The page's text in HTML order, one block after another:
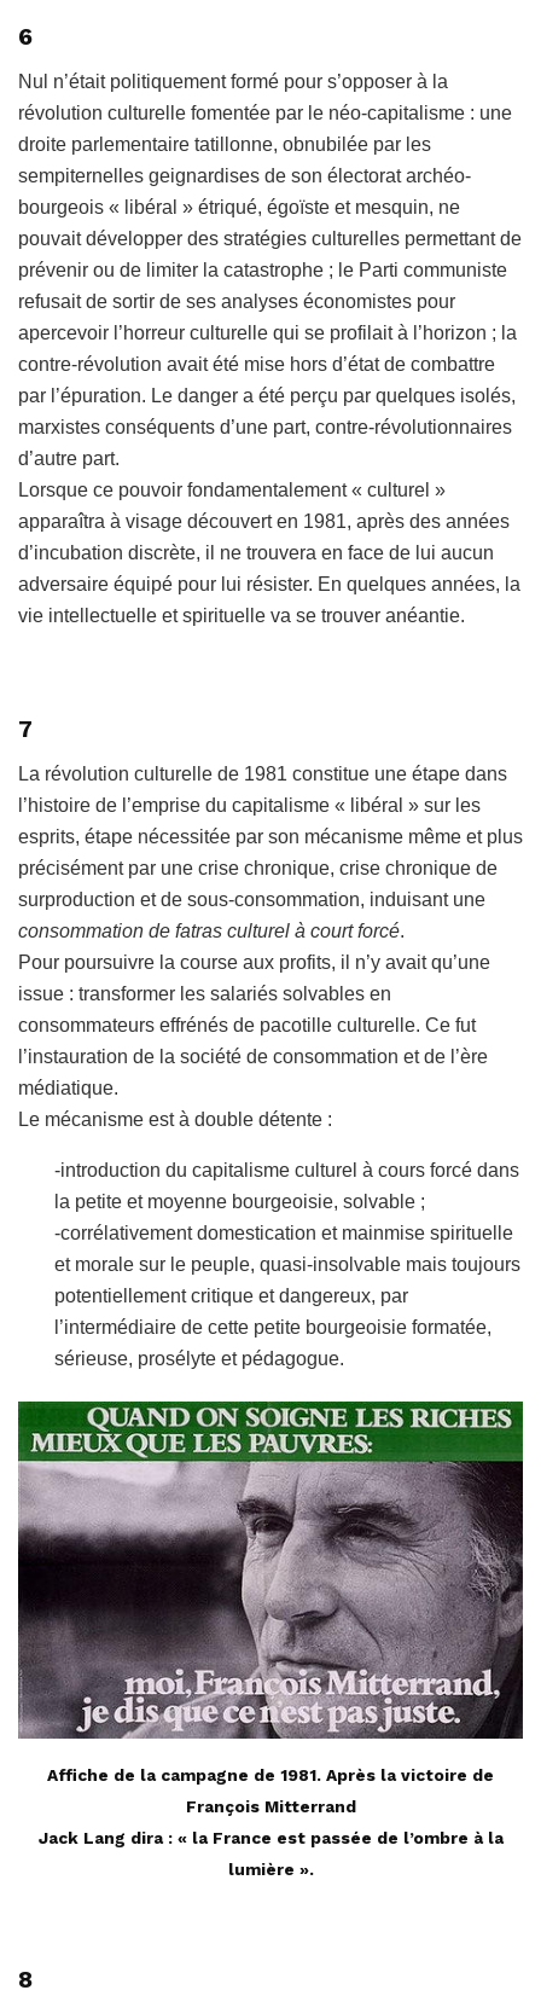
6
Nul n’était politiquement formé pour s’opposer à la
révolution culturelle fomentée par le néo-capitalisme : une
droite parlementaire tatillonne, obnubilée par les
sempiternelles geignardises de son électorat archéo-
bourgeois « libéral » étriqué, égoïste et mesquin, ne
pouvait développer des stratégies culturelles permettant de
prévenir ou de limiter la catastrophe ; le Parti communiste
refusait de sortir de ses analyses économistes pour
apercevoir l’horreur culturelle qui se profilait à l’horizon ; la
contre-révolution avait été mise hors d’état de combattre
par l’épuration. Le danger a été perçu par quelques isolés,
marxistes conséquents d’une part, contre-révolutionnaires
d’autre part.
Lorsque ce pouvoir fondamentalement « culturel »
apparaîtra à visage découvert en 1981, après des années
d’incubation discrète, il ne trouvera en face de lui aucun
adversaire équipé pour lui résister. En quelques années, la
vie intellectuelle et spirituelle va se trouver anéantie.
7
La révolution culturelle de 1981 constitue une étape dans
l’histoire de l’emprise du capitalisme « libéral » sur les
esprits, étape nécessitée par son mécanisme même et plus
précisément par une crise chronique, crise chronique de
surproduction et de sous-consommation, induisant une
consommation de fatras culturel à court forcé.
Pour poursuivre la course aux profits, il n’y avait qu’une
issue : transformer les salariés solvables en
consommateurs effrénés de pacotille culturelle. Ce fut
l’instauration de la société de consommation et de l’ère
médiatique.
Le mécanisme est à double détente :
-introduction du capitalisme culturel à cours forcé dans
la petite et moyenne bourgeoisie, solvable ;
-corrélativement domestication et mainmise spirituelle
et morale sur le peuple, quasi-insolvable mais toujours
potentiellement critique et dangereux, par
l’intermédiaire de cette petite bourgeoisie formatée,
sérieuse, prosélyte et pédagogue.
Affiche de la campagne de 1981. Après la victoire de
François Mitterrand
Jack Lang dira : « la France est passée de l’ombre à la
lumière ».
8